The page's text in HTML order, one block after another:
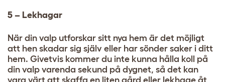
5 – Lekhagar
När din valp utforskar sitt nya hem är det möjligt
att hen skadar sig själv eller har sönder saker i ditt
hem. Givetvis kommer du inte kunna hålla koll på
din valp varenda sekund på dygnet, så det kan
vara värt att skaffa en liten gård eller lekhage åt